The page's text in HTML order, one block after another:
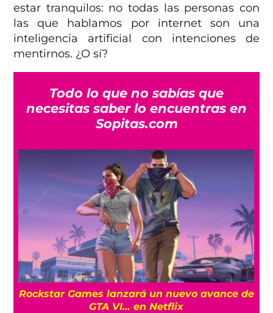
estar tranquilos: no todas las personas con
las que hablamos por internet son una
inteligencia artificial con intenciones de
mentirnos. ¿O sí?
Todo lo que no sabías que
necesitas saber lo encuentras en
Sopitas.com
Rockstar Games lanzará un nuevo avance de
GTA VI… en Netflix